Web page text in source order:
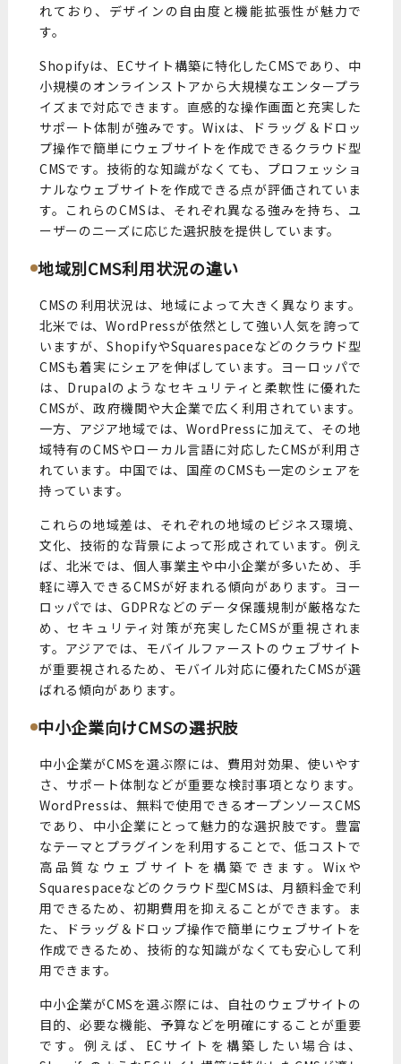
れており、デザインの自由度と機能拡張性が魅力で
す。
Shopifyは、ECサイト構築に特化したCMSであり、中
小規模のオンラインストアから大規模なエンタープラ
イズまで対応できます。直感的な操作画面と充実した
サポート体制が強みです。Wixは、ドラッグ＆ドロッ
プ操作で簡単にウェブサイトを作成できるクラウド型
CMSです。技術的な知識がなくても、プロフェッショ
ナルなウェブサイトを作成できる点が評価されていま
す。これらのCMSは、それぞれ異なる強みを持ち、ユ
ーザーのニーズに応じた選択肢を提供しています。
地域別CMS利用状況の違い
CMSの利用状況は、地域によって大きく異なります。
北米では、WordPressが依然として強い人気を誇って
いますが、ShopifyやSquarespaceなどのクラウド型
CMSも着実にシェアを伸ばしています。ヨーロッパで
は、Drupalのようなセキュリティと柔軟性に優れた
CMSが、政府機関や大企業で広く利用されています。
一方、アジア地域では、WordPressに加えて、その地
域特有のCMSやローカル言語に対応したCMSが利用さ
れています。中国では、国産のCMSも一定のシェアを
持っています。
これらの地域差は、それぞれの地域のビジネス環境、
文化、技術的な背景によって形成されています。例え
ば、北米では、個人事業主や中小企業が多いため、手
軽に導入できるCMSが好まれる傾向があります。ヨー
ロッパでは、GDPRなどのデータ保護規制が厳格なた
め、セキュリティ対策が充実したCMSが重視されま
す。アジアでは、モバイルファーストのウェブサイト
が重要視されるため、モバイル対応に優れたCMSが選
ばれる傾向があります。
中小企業向けCMSの選択肢
中小企業がCMSを選ぶ際には、費用対効果、使いやす
さ、サポート体制などが重要な検討事項となります。
WordPressは、無料で使用できるオープンソースCMS
であり、中小企業にとって魅力的な選択肢です。豊富
なテーマとプラグインを利用することで、低コストで
高品質なウェブサイトを構築できます。Wixや
Squarespaceなどのクラウド型CMSは、月額料金で利
用できるため、初期費用を抑えることができます。ま
た、ドラッグ＆ドロップ操作で簡単にウェブサイトを
作成できるため、技術的な知識がなくても安心して利
用できます。
中小企業がCMSを選ぶ際には、自社のウェブサイトの
目的、必要な機能、予算などを明確にすることが重要
です。例えば、ECサイトを構築したい場合は、